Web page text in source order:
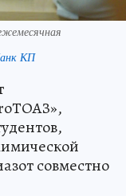
КП
совместно